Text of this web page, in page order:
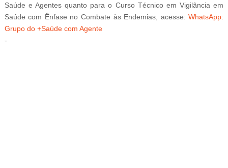
Saúde e Agentes quanto para o Curso Técnico em Vigilância em
Saúde com Ênfase no Combate às Endemias, acesse: WhatsApp:
Grupo do +Saúde com Agente
-